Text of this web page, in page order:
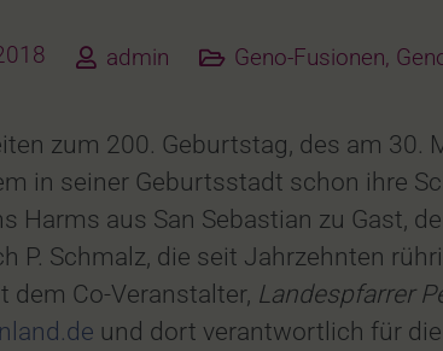
admin Geno-Fusionen,
zum 200. Geburtstag, des am
in seiner Geburtsstadt schon ihre
Harms aus San Sebastian zu Gast,
P. Schmalz, die seit Jahrzehnten
dem Co-Veranstalter, Landespfarrer
und dort verantwortlich für